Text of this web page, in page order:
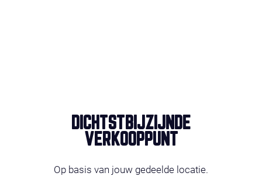
DICHTSTBIJZIJNDE
VERKOOPPUNT
Op basis van jouw gedeelde locatie.